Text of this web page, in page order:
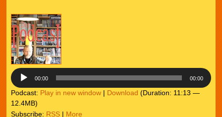
00:00 00:00
Podcast: Play in new window| Download (Duration: 11:13 —
12.4MB)
Subscribe: RSS| More